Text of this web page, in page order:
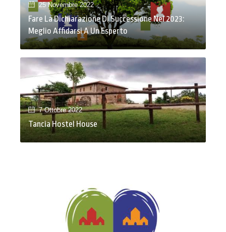
25 Novembre 2022
Fare La Dichiarazione Di Successione Nel 2023:
Meglio Affidarsi A Un Esperto
7 Ottobre 2022
Tancia Hostel House